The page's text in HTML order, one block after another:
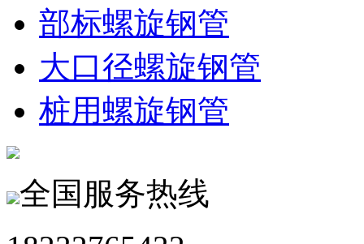
部标螺旋钢管
大口径螺旋钢管
桩用螺旋钢管
全国服务热线